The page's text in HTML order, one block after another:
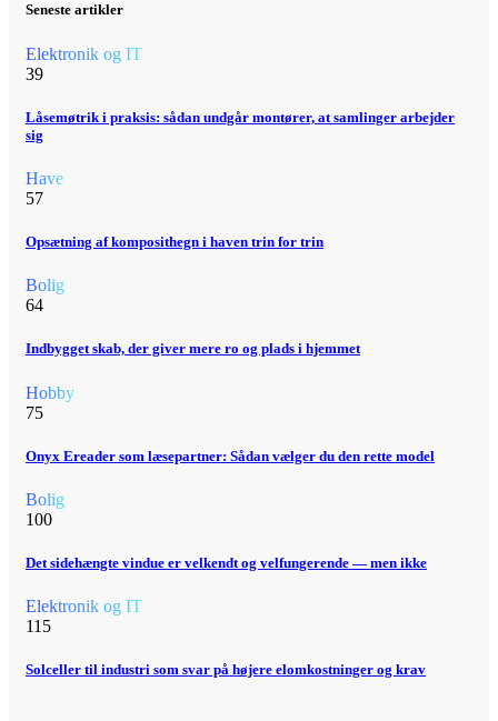
Seneste artikler
Elektronik og IT
39
Låsemøtrik i praksis: sådan undgår montører, at samlinger arbejder
sig
Have
57
Opsætning af komposithegn i haven trin for trin
Bolig
64
Indbygget skab, der giver mere ro og plads i hjemmet
Hobby
75
Onyx Ereader som læsepartner: Sådan vælger du den rette model
Bolig
100
Det sidehængte vindue er velkendt og velfungerende — men ikke
Elektronik og IT
115
Solceller til industri som svar på højere elomkostninger og krav